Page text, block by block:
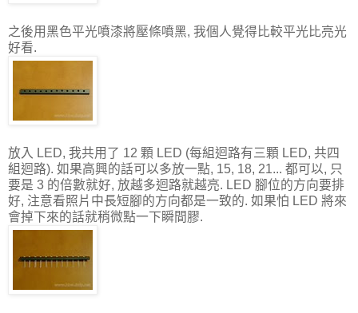
之後用黑色平光噴漆將壓條噴黑, 我個人覺得比較平光比亮光
好看.
放入 LED, 我共用了 12 顆 LED (每組迴路有三顆 LED, 共四
組迴路). 如果高興的話可以多放一點, 15, 18, 21... 都可以, 只
要是 3 的倍數就好, 放越多迴路就越亮. LED 腳位的方向要排
好, 注意看照片中長短腳的方向都是一致的. 如果怕 LED 將來
會掉下來的話就稍微點一下瞬間膠.